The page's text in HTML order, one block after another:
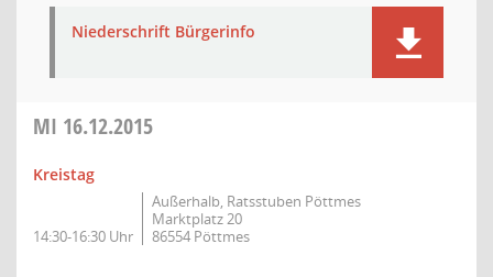
Niederschrift Bürgerinfo
MI 16.12.2015
Kreistag
14:30-16:30 Uhr
Außerhalb, Ratsstuben Pöttmes
Marktplatz 20
86554 Pöttmes